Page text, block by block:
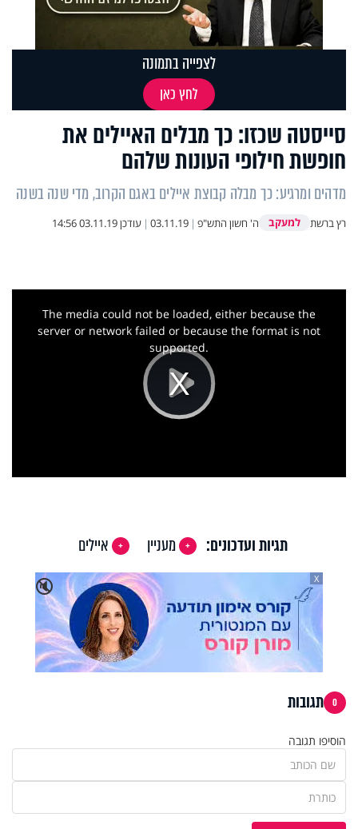
סייסטה שכזו: כך מבלים האיילים את
חופשת חילופי העונות שלהם
מדהים ומרגיע: כך מבלה קבוצת איילים באגם הקרוב, מדי שנה בשנה
רץ ברשת למעקב ה' חשון התש"פ |
03.11.19
| עודכן03.11.19 14:56
לצפייה בתמונה
לחץ כאן
Play
The media could not be loaded, either because the
server or network failed or because the format is not
supported.
תגיות ועדכונים: מעניין
איילים
🔇
X
0 תגובות
הוסיפו תגובה